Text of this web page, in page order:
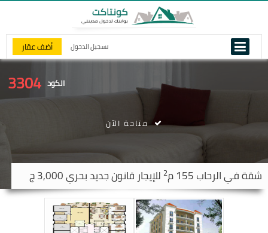
تسجيل الدخول أضف عقار
الكود 3304
شقة فيالرحاب 2 للإيجار قانون جديد بحري 3,000 ج
متاحة الآن